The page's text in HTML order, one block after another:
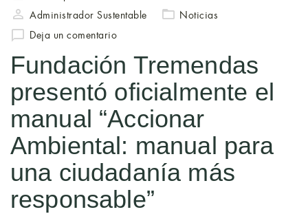
en
Administrador Sustentable
Noticias
Deja un comentario
Fundación Tremendas
presentó oficialmente el
manual “Accionar
Ambiental: manual para
una ciudadanía más
responsable”